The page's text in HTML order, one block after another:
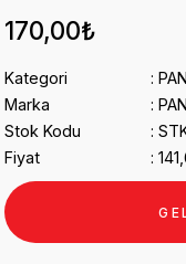
170,00₺
Kategori
Marka
Stok Kodu
Fiyat